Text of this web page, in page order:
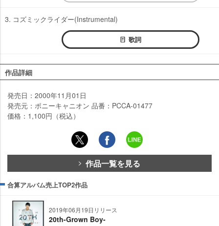
3. コズミックライダー(Instrumental)
歌詞
作品詳細
発売日：2000年11月01日
発売元：ポニーキャニオン 品番：PCCA-01477
価格：1,100円（税込）
作品一覧を見る
合算アルバム売上TOP2作品
2019年06月19日リリース
20th-Grown Boy-